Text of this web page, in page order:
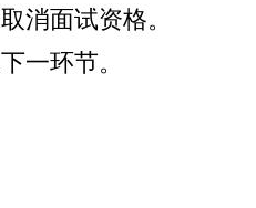
消面试资格。
一环节。